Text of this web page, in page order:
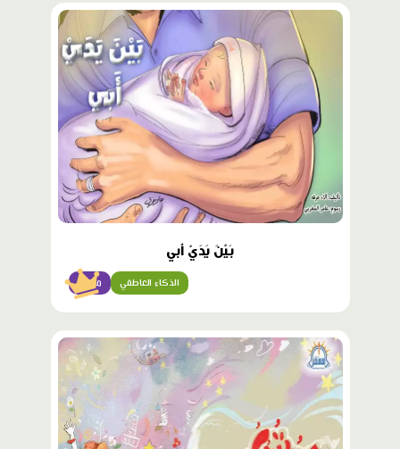
محتوى
بَيْنَ يَدَيْ أَبي
مبتدئ الذكاء العاطفي
محتوى
مميّز